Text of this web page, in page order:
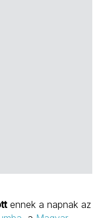
ennek a napnak az